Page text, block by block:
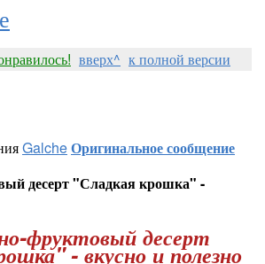
вверх^ к полной версии
GalcheОригинальное сообщение
десерт "Сладкая крошка" -
фруктовый десерт
- вкусно и полезно